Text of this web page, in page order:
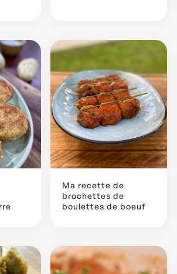
Ma recette de
brochettes de
boulettes de boeuf